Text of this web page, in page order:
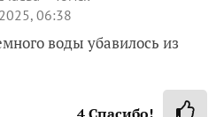
06:38
воды убавилось из